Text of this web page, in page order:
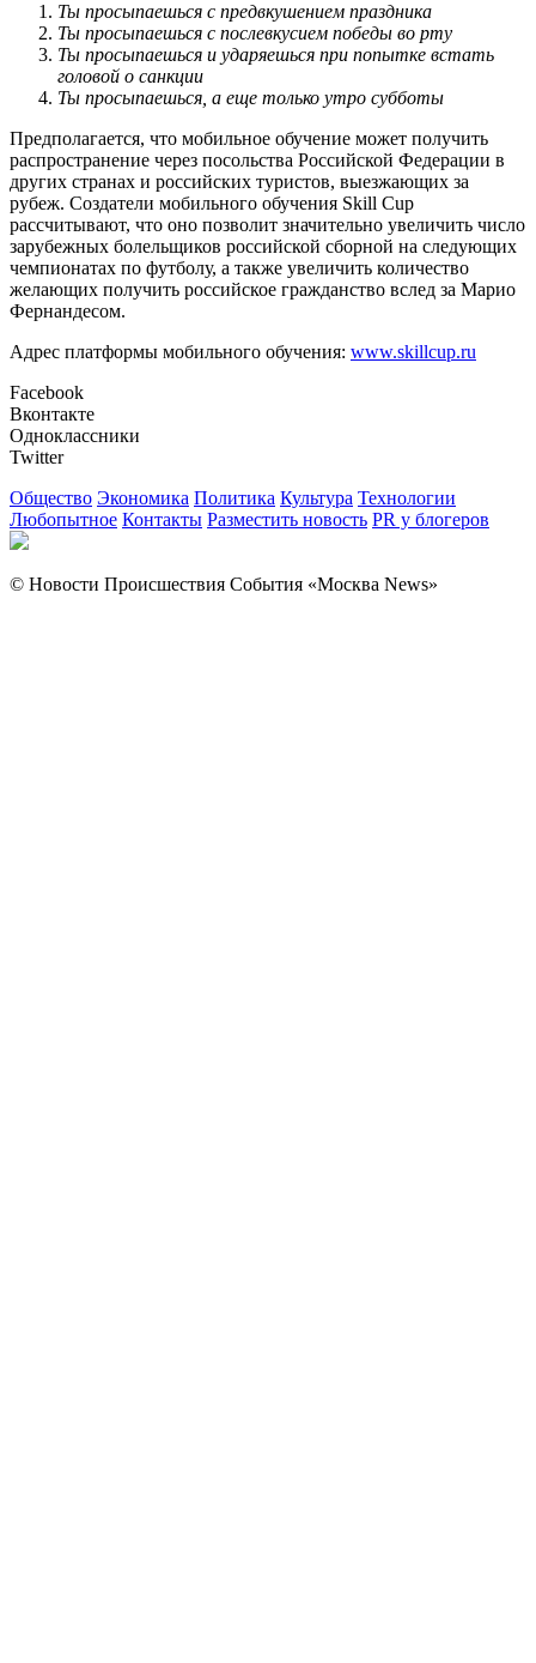
Ты просыпаешься с предвкушением праздника
Ты просыпаешься с послевкусием победы во рту
Ты просыпаешься и ударяешься при попытке встать
головой о санкции
Ты просыпаешься, а еще только утро субботы
Предполагается, что мобильное обучение может получить
распространение через посольства Российской Федерации в
других странах и российских туристов, выезжающих за
рубеж. Создатели мобильного обучения Skill Cup
рассчитывают, что оно позволит значительно увеличить число
зарубежных болельщиков российской сборной на следующих
чемпионатах по футболу, а также увеличить количество
желающих получить российское гражданство вслед за Марио
Фернандесом.
Адрес платформы мобильного обучения: www.skillcup.ru
Facebook
Вконтакте
Одноклассники
Twitter
Общество Экономика Политика Культура Технологии
Любопытное Контакты Разместить новость PR у блогеров
© Новости Происшествия События «Москва News»